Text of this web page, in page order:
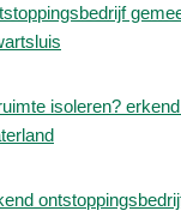
isoleren?